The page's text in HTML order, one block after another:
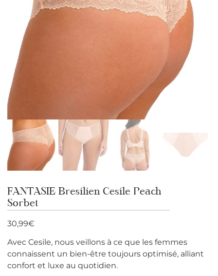
FANTASIE Bresilien Cesile Peach
Sorbet
30,99€
Avec Cesile, nous veillons à ce que les femmes
connaissent un bien-être toujours optimisé, alliant
confort et luxe au quotidien.